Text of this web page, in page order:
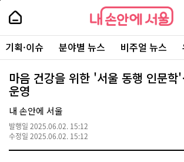
본
로
가
기
내
손
안
에
서
울
-
서
울
시
대
표
소
통
포
내
손
에
서
울
주
요
서
기획·이슈 분야별 뉴스 비주얼 뉴스
마음 건강을 위한 '서울 동행 인문
운영
내 손안에 서울
발행일 2025.06.02. 15:12
수정일 2025.06.02. 15:12
페
상
단
으
로